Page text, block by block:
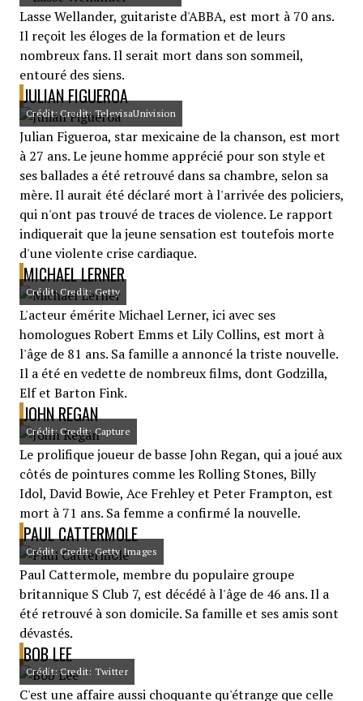
Lasse Wellander, guitariste d'ABBA, est mort à 70 ans.
Il reçoit les éloges de la formation et de leurs
nombreux fans. Il serait mort dans son sommeil,
entouré des siens.
JULIAN FIGUEROA
Crédit: Credit: TelevisaUnivision
Julian Figueroa, star mexicaine de la chanson, est mort
à 27 ans. Le jeune homme apprécié pour son style et
ses ballades a été retrouvé dans sa chambre, selon sa
mère. Il aurait été déclaré mort à l'arrivée des policiers,
qui n'ont pas trouvé de traces de violence. Le rapport
indiquerait que la jeune sensation est toutefois morte
d'une violente crise cardiaque.
MICHAEL LERNER
Crédit: Credit: Getty
L'acteur émérite Michael Lerner, ici avec ses
homologues Robert Emms et Lily Collins, est mort à
l'âge de 81 ans. Sa famille a annoncé la triste nouvelle.
Il a été en vedette de nombreux films, dont Godzilla,
Elf et Barton Fink.
JOHN REGAN
Crédit: Credit: Capture
Le prolifique joueur de basse John Regan, qui a joué aux
côtés de pointures comme les Rolling Stones, Billy
Idol, David Bowie, Ace Frehley et Peter Frampton, est
mort à 71 ans. Sa femme a confirmé la nouvelle.
PAUL CATTERMOLE
Crédit: Credit: Getty Images
Paul Cattermole, membre du populaire groupe
britannique S Club 7, est décédé à l'âge de 46 ans. Il a
été retrouvé à son domicile. Sa famille et ses amis sont
dévastés.
BOB LEE
Crédit: Credit: Twitter
C'est une affaire aussi choquante qu'étrange que celle